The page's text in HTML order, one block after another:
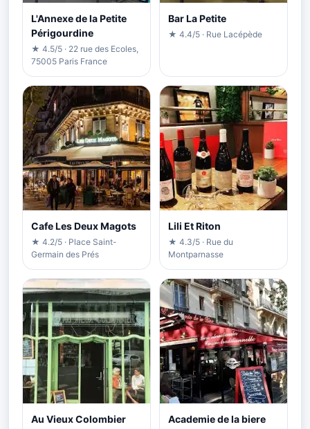
L'Annexe de la Petite
Périgourdine
★ 4.5/5 · 22 rue des Ecoles,
75005 Paris France
Bar La Petite
★ 4.4/5 · Rue Lacépède
Cafe Les Deux Magots
★ 4.2/5 · Place Saint-
Germain des Prés
Lili Et Riton
★ 4.3/5 · Rue du
Montparnasse
Au Vieux Colombier Academie de la biere